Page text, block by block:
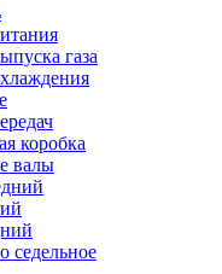
газа
коробка
валы
седельное